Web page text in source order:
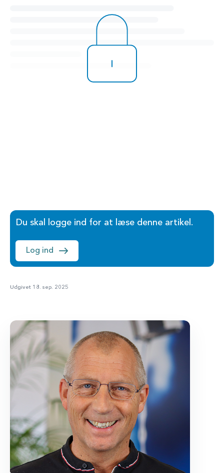
Du skal logge ind for at læse denne artikel.
Log ind
Udgivet 18. sep. 2025